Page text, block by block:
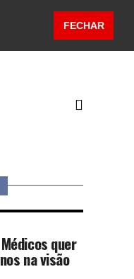
FECHAR
quer
na visão